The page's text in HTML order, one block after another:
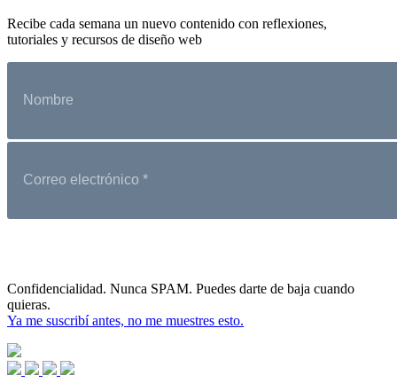
Recibe cada semana un nuevo contenido con reflexiones,
tutoriales y recursos de diseño web
Confidencialidad. Nunca SPAM. Puedes darte de baja cuando
quieras.
Ya me suscribí antes, no me muestres esto.